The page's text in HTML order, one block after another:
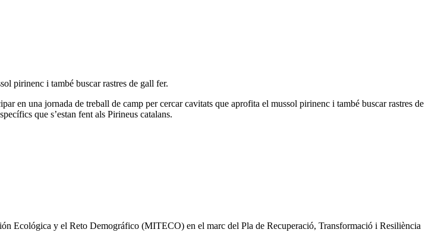
pirinenc i també buscar rastres de gall fer.
en una jornada de treball de camp per cercar cavitats que aprofita el mussol pirinenc i també buscar rastres de
que s’estan fent als Pirineus catalans.
Ecológica y el Reto Demográfico (MITECO) en el marc del Pla de Recuperació, Transformació i Resiliència